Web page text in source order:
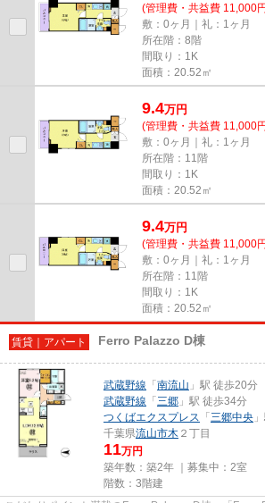
(管理費・共益費 11,000
敷：0ヶ月｜礼：1ヶ月
所在階：8階
間取り：1K
面積：20.52㎡
9.4万円
(管理費・共益費 11,000
敷：0ヶ月｜礼：1ヶ月
所在階：11階
間取り：1K
面積：20.52㎡
9.4万円
(管理費・共益費 11,000
敷：0ヶ月｜礼：1ヶ月
所在階：11階
間取り：1K
面積：20.52㎡
賃貸｜アパート Ferro Palazzo D棟
武蔵野線 「 南流山 」駅 徒歩20分
武蔵野線 「 三郷 」駅 徒歩34分
つくばエクスプレス 「 三郷中央
千葉県流山市木 ２丁目
11万円
築年数：築2年 ｜募集中： 2室
階数：3階建